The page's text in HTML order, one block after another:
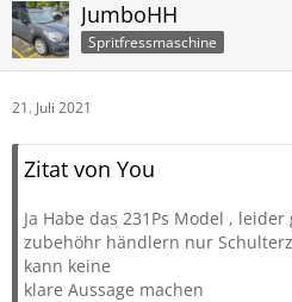
JumboHH
Spritfressmaschine
21. Juli 2021
Zitat von You
Ja Habe das 231Ps Model ,
zubehöhr händlern nur
kann keine
klare Aussage machen